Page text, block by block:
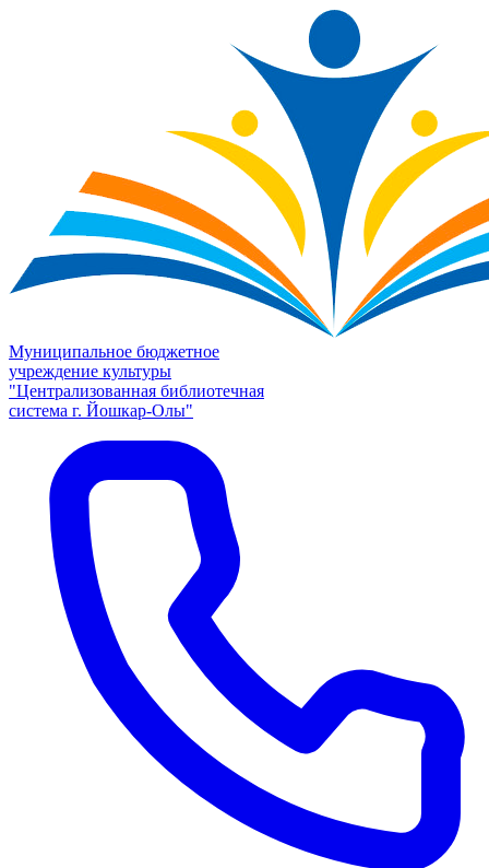
Муниципальное бюджетное
учреждение культуры
"Централизованная библиотечная
система г. Йошкар-Олы"